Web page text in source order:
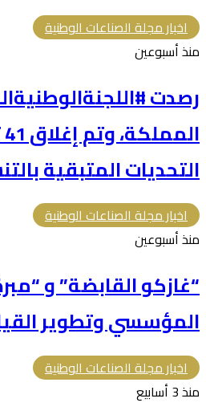
اخبار مجلة الصناعات الوطنية
منذ أسبوعين
التحديات المتبقية
اخبار مجلة الصناعات الوطنية
منذ أسبوعين
“غازكو القابضة” و
المؤسسي وتطوير
اخبار مجلة الصناعات الوطنية
منذ 3 أسابيع